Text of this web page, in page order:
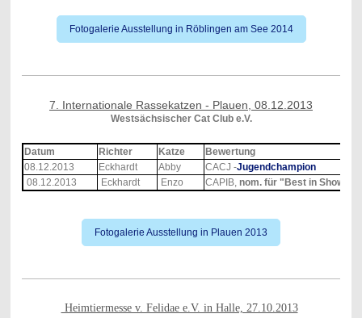
Fotogalerie Ausstellung in Röblingen am See 2014
7. Internationale Rassekatzen - Plauen, 08.12.2013
Westsächsischer Cat Club e.V.
Datum Richter Katze
Bewertung
08.12.2013
Eckhardt Abby CACJ -Jugendchampion
08.12.2013
Eckhardt Enzo CAPIB, nom. für "Best in Show"
Fotogalerie Ausstellung in Plauen 2013
Heimtiermesse v. Felidae e.V. in Halle, 27.10.2013